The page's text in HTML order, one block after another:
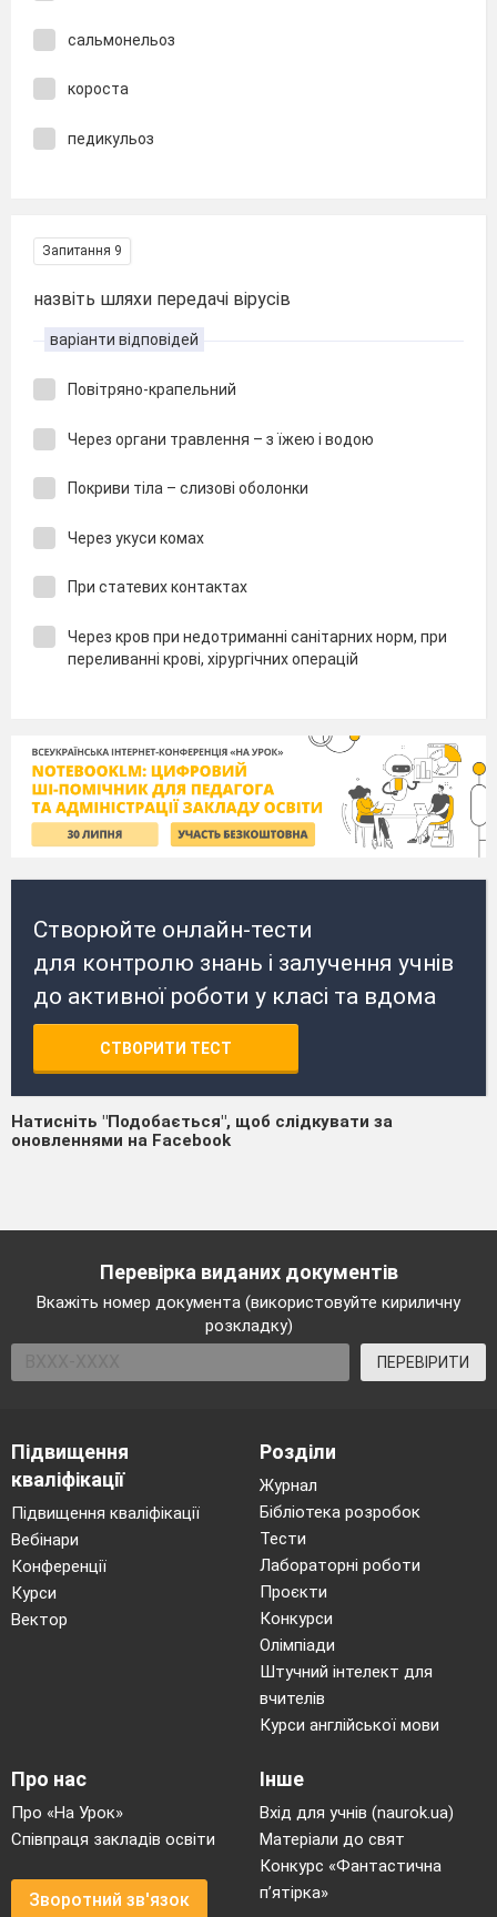
сальмонельоз
короста
педикульоз
Запитання 9
назвіть шляхи передачі вірусів
варіанти відповідей
Повітряно-крапельний
Через органи травлення – з їжею і водою
Покриви тіла – слизові оболонки
Через укуси комах
При статевих контактах
Через кров при недотриманні санітарних норм, при
переливанні крові, хірургічних операцій
Створюйте онлайн-тести
для контролю знань і залучення учнів
до активної роботи у класі та вдома
СТВОРИТИ ТЕСТ
Натисніть "Подобається", щоб слідкувати за
оновленнями на Facebook
Перевірка виданих документів
Вкажіть номер документа (використовуйте кириличну
розкладку)
ПЕРЕВІРИТИ
Підвищення
кваліфікації
Підвищення кваліфікації
Вебінари
Конференції
Курси
Вектор
Розділи
Журнал
Бібліотека розробок
Тести
Лабораторні роботи
Проєкти
Конкурси
Олімпіади
Штучний інтелект для
вчителів
Курси англійської мови
Про нас
Про «На Урок»
Співпраця закладів освіти
Зворотний зв'язок
Інше
Вхід для учнів (naurok.ua)
Матеріали до свят
Конкурс «Фантастична
п’ятірка»